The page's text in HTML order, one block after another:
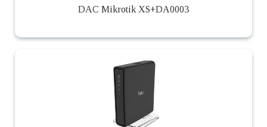
DAC Mikrotik XS+DA0003